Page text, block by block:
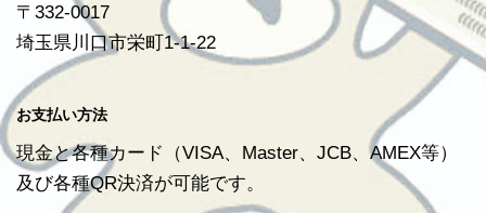
〒332-0017
埼玉県川口市栄町1-1-22
お支払い方法
現金と各種カード（VISA、Master、JCB、AMEX等）
及び各種QR決済が可能です。